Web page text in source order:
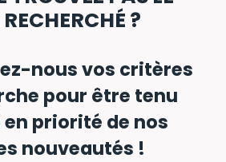
?
nous vos critères
pour être tenu
priorité de nos
nouveautés !